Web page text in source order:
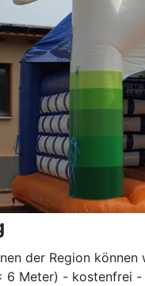
der Region können
6 Meter) - kostenfrei -